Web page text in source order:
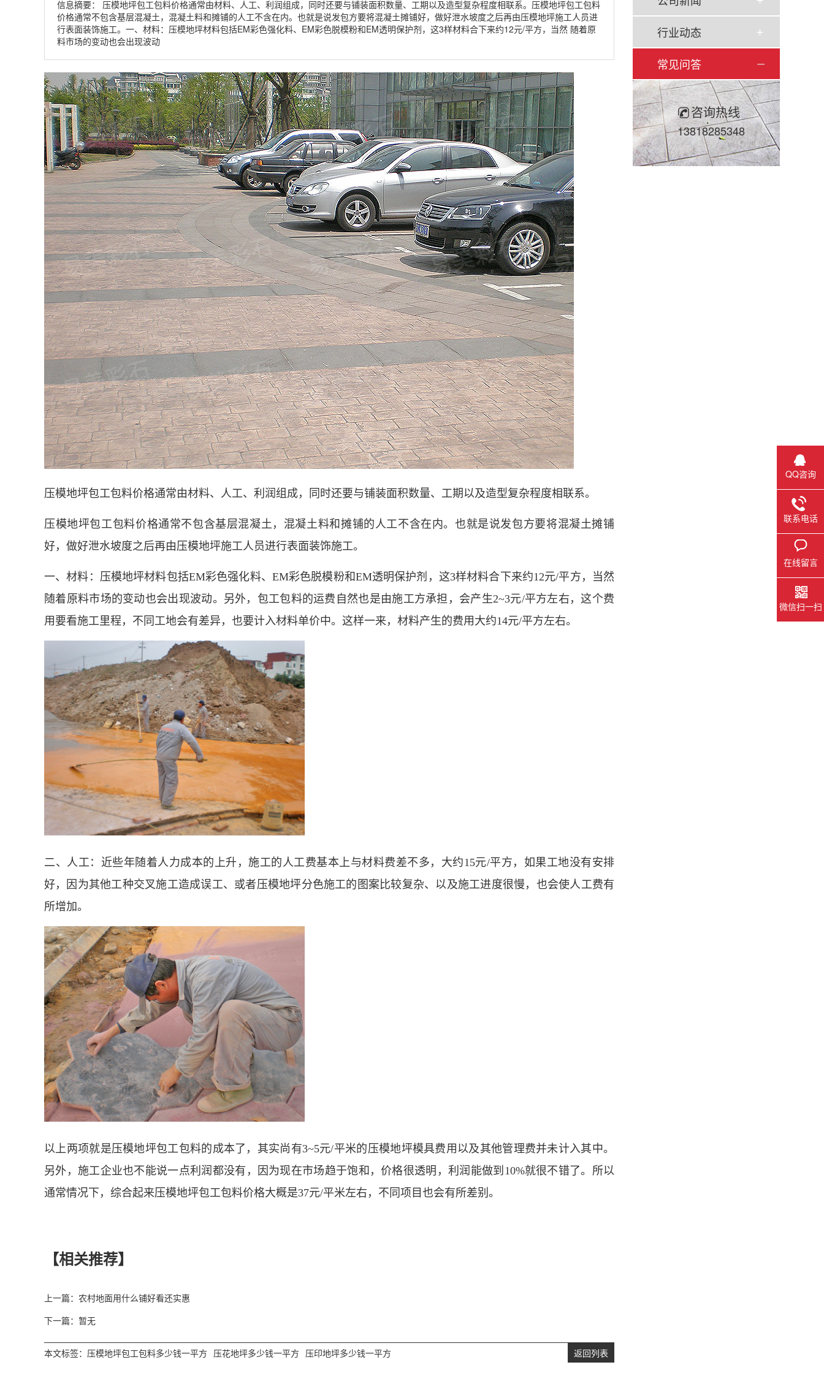
行业动态
常见问答
咨询热线
13818285348
信息摘要： 压模地坪包工包料价格通常由材料、人工、利润组成，同时还要与铺装面积数量、工期以及造型复杂程度相联系。压模地坪包工包料
价格通常不包含基层混凝土，混凝土料和摊铺的人工不含在内。也就是说发包方要将混凝土摊铺好，做好泄水坡度之后再由压模地坪施工人员进
行表面装饰施工。一、材料：压模地坪材料包括EM彩色强化料、EM彩色脱模粉和EM透明保护剂，这3样材料合下来约12元/平方，当然 随着原
料市场的变动也会出现波动
压模地坪包工包料价格通常由材料、人工、利润组成，同时还要与铺装面积数量、工期以及造型复杂程度相联系。
压模地坪包工包料价格通常不包含基层混凝土，混凝土料和摊铺的人工不含在内。也就是说发包方要将混凝土摊铺
好，做好泄水坡度之后再由压模地坪施工人员进行表面装饰施工。
一、材料：压模地坪材料包括EM彩色强化料、EM彩色脱模粉和EM透明保护剂，这3样材料合下来约12元/平方，当然
随着原料市场的变动也会出现波动。另外，包工包料的运费自然也是由施工方承担，会产生2~3元/平方左右，这个费
用要看施工里程，不同工地会有差异，也要计入材料单价中。这样一来，材料产生的费用大约14元/平方左右。
二、人工：近些年随着人力成本的上升，施工的人工费基本上与材料费差不多，大约15元/平方，如果工地没有安排
好，因为其他工种交叉施工造成误工、或者压模地坪分色施工的图案比较复杂、以及施工进度很慢，也会使人工费有
所增加。
以上两项就是压模地坪包工包料的成本了，其实尚有3~5元/平米的压模地坪模具费用以及其他管理费并未计入其中。
另外，施工企业也不能说一点利润都没有，因为现在市场趋于饱和，价格很透明，利润能做到10%就很不错了。所以
通常情况下，综合起来压模地坪包工包料价格大概是37元/平米左右，不同项目也会有所差别。
【相关推荐】
上一篇：农村地面用什么铺好看还实惠
下一篇：暂无
返回列表
本文标签： 压模地坪包工包料多少钱一平方 压花地坪多少钱一平方 压印地坪多少钱一平方
QQ咨询
联系电话
在线留言
微信扫一扫